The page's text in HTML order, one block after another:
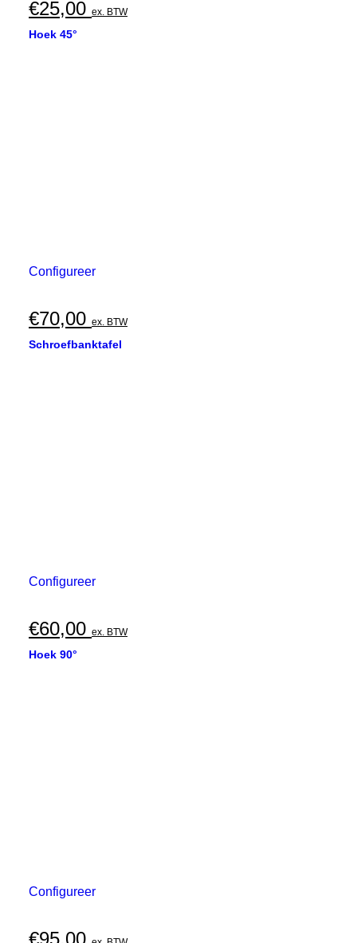
€25,00 ex. BTW
Hoek 45°
Configureer
€70,00 ex. BTW
Schroefbanktafel
Configureer
€60,00 ex. BTW
Hoek 90°
Configureer
€95,00